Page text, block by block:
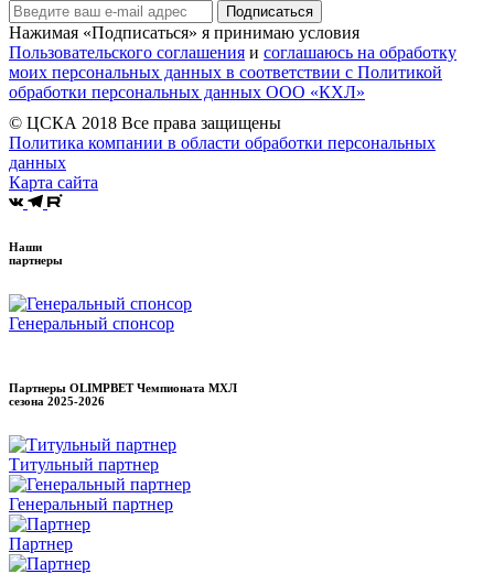
Подписаться
Нажимая «Подписаться» я принимаю условия
Пользовательского соглашения и соглашаюсь на обработку
моих персональных данных в соответствии с Политикой
обработки персональных данных ООО «КХЛ»
© ЦСКА 2018 Все права защищены
Политика компании в области обработки персональных
данных
Карта сайта
Наши
партнеры
Генеральный спонсор
Партнеры OLIMPBET Чемпионата МХЛ
сезона 2025-2026
Титульный партнер
Генеральный партнер
Партнер